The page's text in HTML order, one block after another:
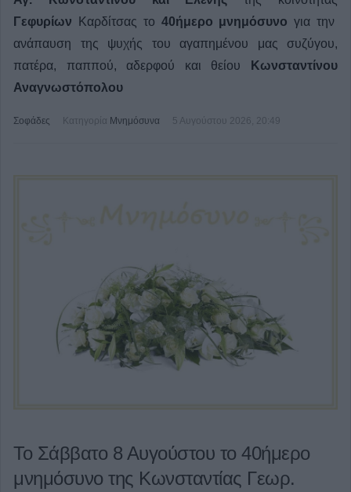
Γεφυρίων
Καρδίτσας το 40ήμερο μνημόσυνο για την
ανάπαυση της ψυχής του αγαπημένου μας συζύγου,
πατέρα, παππού, αδερφού και θείου
Κωνσταντίνου
Αναγνωστόπολου
Σοφάδες Κατηγορία Μνημόσυνα 5 Αυγούστου 2026, 20:49
Το Σάββατο 8 Αυγούστου το 40ήμερο
μνημόσυνο της Κωνσταντίας Γεωρ.